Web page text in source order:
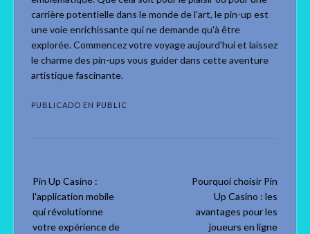
carrière potentielle dans le monde de l'art, le pin-up est
une voie enrichissante qui ne demande qu'à être
explorée. Commencez votre voyage aujourd'hui et laissez
le charme des pin-ups vous guider dans cette aventure
artistique fascinante.
PUBLICADO EN PUBLIC
de
las
entradas
Pin Up Casino :
l'application mobile
qui révolutionne
votre expérience de
Pourquoi choisir Pin
Up Casino : les
avantages pour les
joueurs en ligne